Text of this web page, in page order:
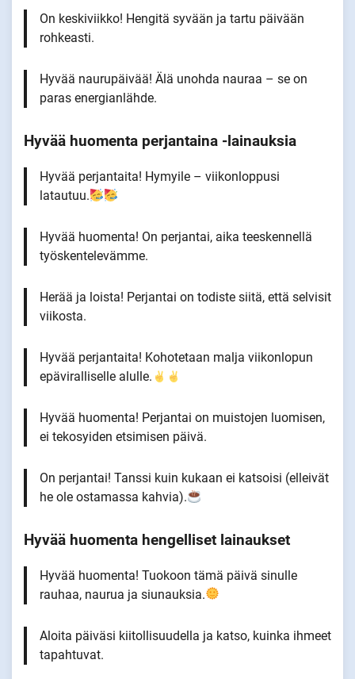
On keskiviikko! Hengitä syvään ja tartu päivään
rohkeasti.
Hyvää naurupäivää! Älä unohda nauraa – se on
paras energianlähde.
Hyvää huomenta perjantaina -lainauksia
Hyvää perjantaita! Hymyile – viikonloppusi
latautuu.
Hyvää huomenta! On perjantai, aika teeskennellä
työskentelevämme.
Herää ja loista! Perjantai on todiste siitä, että selvisit
viikosta.
Hyvää perjantaita! Kohotetaan malja viikonlopun
epäviralliselle alulle.
Hyvää huomenta! Perjantai on muistojen luomisen,
ei tekosyiden etsimisen päivä.
On perjantai! Tanssi kuin kukaan ei katsoisi (elleivät
he ole ostamassa kahvia).
Hyvää huomenta hengelliset lainaukset
Hyvää huomenta! Tuokoon tämä päivä sinulle
rauhaa, naurua ja siunauksia.
Aloita päiväsi kiitollisuudella ja katso, kuinka ihmeet
tapahtuvat.